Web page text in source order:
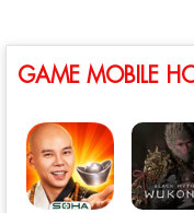
GAME MOBILE